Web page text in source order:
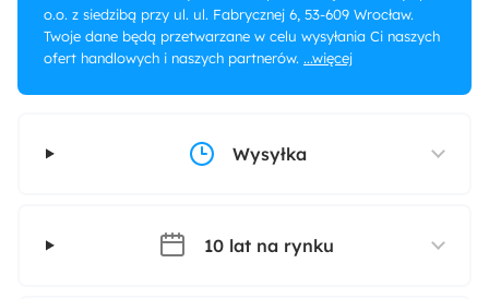
o.o. z siedzibą przy ul. ul. Fabrycznej 6, 53-609 Wrocław.
Twoje dane będą przetwarzane w celu wysyłania Ci naszych
ofert handlowych i naszych partnerów. ...więcej
Wysyłka
10 lat na rynku